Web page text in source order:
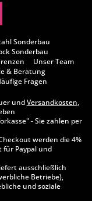
Sonderbau
Sonderbau
Unser Team
& Beratung
Fragen
undVersandkosten,
- Sie zahlen per
werden die 4%
für Paypal und
ausschließlich
Betriebe),
und soziale